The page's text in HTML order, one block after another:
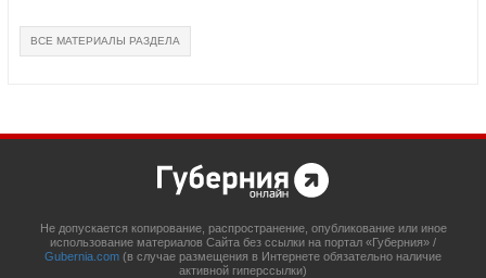
ВСЕ МАТЕРИАЛЫ РАЗДЕЛА
Не допускается копирование, распространение, опубликование или иное
использование материалов Сайта без ссылки на портал «Губерния» /
Gubernia.com (в случае размещения в Интернете обязательно наличие
активной гиперссылки)